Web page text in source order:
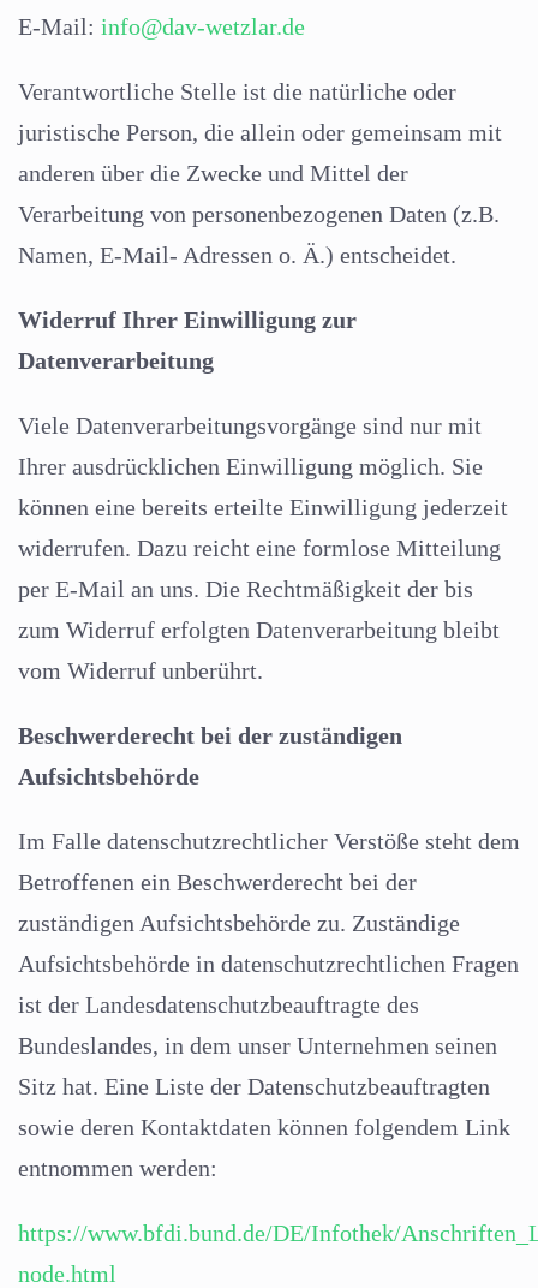
E-Mail: info@dav-wetzlar.de
Verantwortliche Stelle ist die natürliche oder
juristische Person, die allein oder gemeinsam mit
anderen über die Zwecke und Mittel der
Verarbeitung von personenbezogenen Daten (z.B.
Namen, E-Mail- Adressen o. Ä.) entscheidet.
Widerruf Ihrer Einwilligung zur
Datenverarbeitung
Viele Datenverarbeitungsvorgänge sind nur mit
Ihrer ausdrücklichen Einwilligung möglich. Sie
können eine bereits erteilte Einwilligung jederzeit
widerrufen. Dazu reicht eine formlose Mitteilung
per E-Mail an uns. Die Rechtmäßigkeit der bis
zum Widerruf erfolgten Datenverarbeitung bleibt
vom Widerruf unberührt.
Beschwerderecht bei der zuständigen
Aufsichtsbehörde
Im Falle datenschutzrechtlicher Verstöße steht dem
Betroffenen ein Beschwerderecht bei der
zuständigen Aufsichtsbehörde zu. Zuständige
Aufsichtsbehörde in datenschutzrechtlichen Fragen
ist der Landesdatenschutzbeauftragte des
Bundeslandes, in dem unser Unternehmen seinen
Sitz hat. Eine Liste der Datenschutzbeauftragten
sowie deren Kontaktdaten können folgendem Link
entnommen werden:
https://www.bfdi.bund.de/DE/Infothek/
node.html